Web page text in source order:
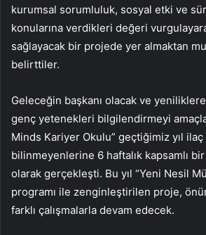
kurumsal sorumluluk, sosyal etki ve
konularına verdikleri değeri
sağlayacak bir projede yer almaktan
belirttiler.
Geleceğin başkanı olacak ve
genç yetenekleri bilgilendirmeyi
Minds Kariyer Okulu” geçtiğimiz yıl
bilinmeyenlerine 6 haftalık kapsamlı
olarak gerçekleşti. Bu yıl “Yeni Nesil
programı ile zenginleştirilen proje,
farklı çalışmalarla devam edecek.